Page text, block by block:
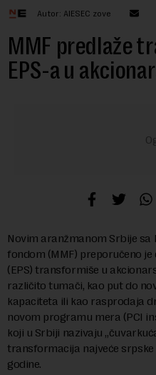
Autor: AIESEC zove
MMF predlaže
EPS-a u
Novim aranžmanom Srbije
fondom (MMF) preporučeno
(EPS) transformiše u
različito tumači, kao put do
kapaciteta ili kao rasprodaja
novom programu mera (PCI
koji u Srbiji nazivaju
transformacija najveće srpske
godine.